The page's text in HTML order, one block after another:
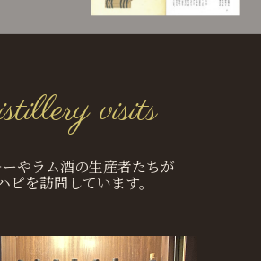
visits
やラム酒の生産者たちが
ピを訪問しています。